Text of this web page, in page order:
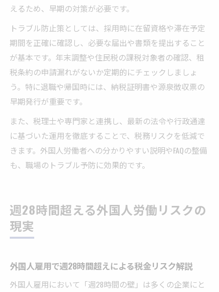
えるため、早期の対策が必要です。
トラブル防止策としては、採用時に在留資格や滞在予定
期間を正確に確認し、必要な届出や書類を提出すること
が基本です。年末調整や住民税の課税対象者の確認、租
税条約の申請漏れがないか定期的にチェックしましょ
う。特に退職や帰国時には、納税証明書や源泉徴収票の
早期発行が重要です。
また、税理士や専門家と連携し、最新の法令や行政通達
に基づいた運用を徹底することで、税務リスクを低減で
きます。外国人労働者への分かりやすい説明やFAQの整備
も、職場のトラブル予防に効果的です。
週28時間超える外国人労働リスクの
現実
外国人雇用で週28時間超えによる税金リスク解説
外国人雇用において「週28時間の壁」は多くの企業にと